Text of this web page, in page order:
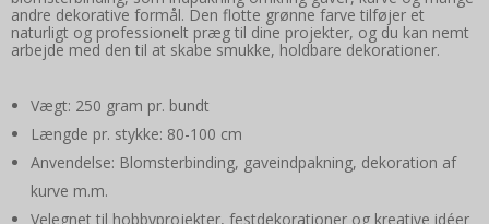
andre dekorative formål. Den flotte grønne farve tilføjer et
naturligt og professionelt præg til dine projekter, og du kan nemt
arbejde med den til at skabe smukke, holdbare dekorationer.
Vægt: 250 gram pr. bundt
Længde pr. stykke: 80-100 cm
Anvendelse: Blomsterbinding, gaveindpakning, dekoration af
kurve m.m.
Velegnet til hobbyprojekter, festdekorationer og kreative idéer